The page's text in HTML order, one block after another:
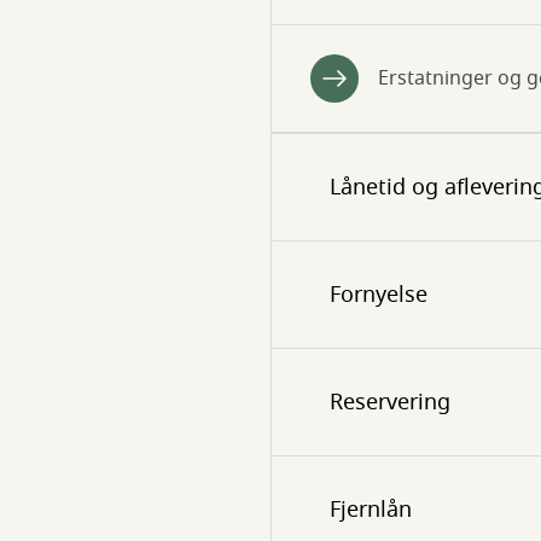
Erstatninger og
Lånetid og
Fornyelse
Reservering
Fjernlån